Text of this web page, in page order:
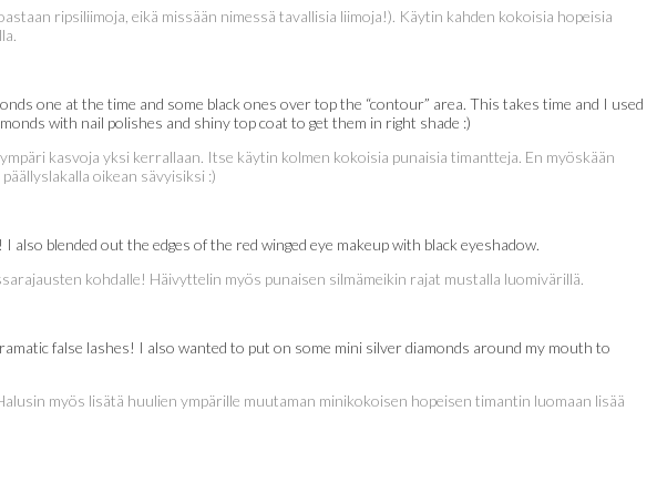
ripsiliimoja, eikä missään nimessä tavallisia liimoja!). Käytin kahden kokoisia hopeisia
one at the time and some black ones over top the “contour” area. This takes time and I used
with nail polishes and shiny top coat to get them in right shade :)
kasvoja yksi kerrallaan. Itse käytin kolmen kokoisia punaisia timantteja. En myöskään
oikean sävyisiksi :)
blended out the edges of the red winged eye makeup with black eyeshadow.
kohdalle! Häivyttelin myös punaisen silmämeikin rajat mustalla luomivärillä.
false lashes! I also wanted to put on some mini silver diamonds around my mouth to
myös lisätä huulien ympärille muutaman minikokoisen hopeisen timantin luomaan lisää